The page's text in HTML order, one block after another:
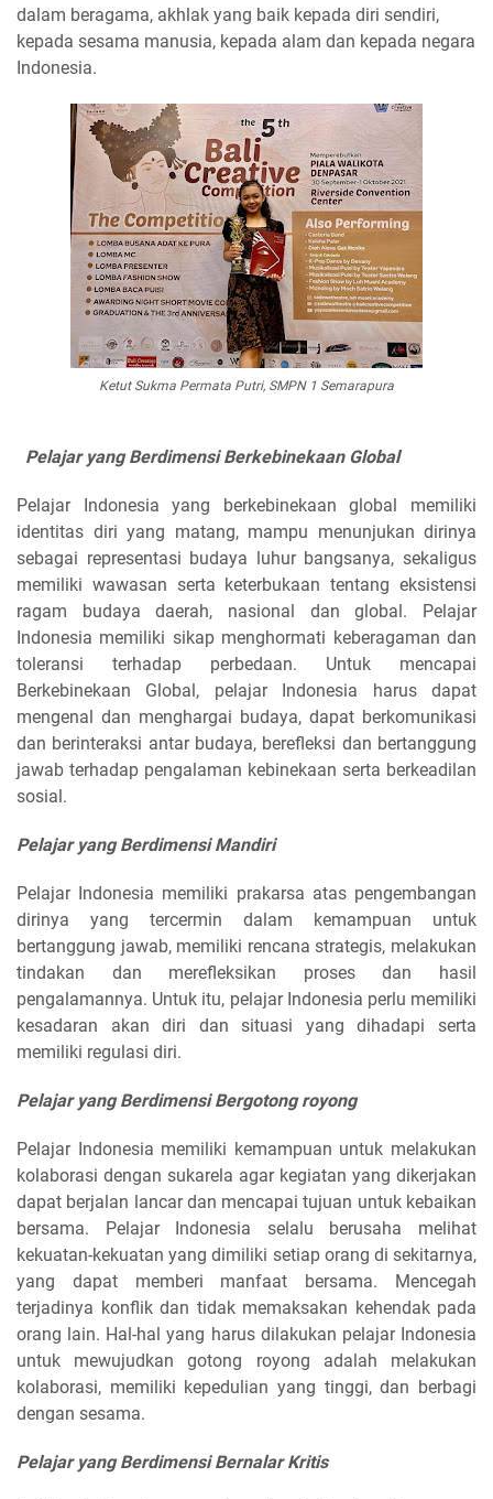
dalam beragama, akhlak yang baik kepada diri sendiri,
kepada sesama manusia, kepada alam dan kepada negara
Indonesia.
Ketut Sukma Permata Putri, SMPN 1 Semarapura
Pelajar yang Berdimensi Berkebinekaan Global
Pelajar Indonesia yang berkebinekaan global memiliki
identitas diri yang matang, mampu menunjukan dirinya
sebagai representasi budaya luhur bangsanya, sekaligus
memiliki wawasan serta keterbukaan tentang eksistensi
ragam budaya daerah, nasional dan global. Pelajar
Indonesia memiliki sikap menghormati keberagaman dan
toleransi terhadap perbedaan. Untuk mencapai
Berkebinekaan Global, pelajar Indonesia harus dapat
mengenal dan menghargai budaya, dapat berkomunikasi
dan berinteraksi antar budaya, berefleksi dan bertanggung
jawab terhadap pengalaman kebinekaan serta berkeadilan
sosial.
Pelajar yang Berdimensi Mandiri
Pelajar Indonesia memiliki prakarsa atas pengembangan
dirinya yang tercermin dalam kemampuan untuk
bertanggung jawab, memiliki rencana strategis, melakukan
tindakan dan merefleksikan proses dan hasil
pengalamannya. Untuk itu, pelajar Indonesia perlu memiliki
kesadaran akan diri dan situasi yang dihadapi serta
memiliki regulasi diri.
Pelajar yang Berdimensi Bergotong royong
Pelajar Indonesia memiliki kemampuan untuk melakukan
kolaborasi dengan sukarela agar kegiatan yang dikerjakan
dapat berjalan lancar dan mencapai tujuan untuk kebaikan
bersama. Pelajar Indonesia selalu berusaha melihat
kekuatan-kekuatan yang dimiliki setiap orang di sekitarnya,
yang dapat memberi manfaat bersama. Mencegah
terjadinya konflik dan tidak memaksakan kehendak pada
orang lain. Hal-hal yang harus dilakukan pelajar Indonesia
untuk mewujudkan gotong royong adalah melakukan
kolaborasi, memiliki kepedulian yang tinggi, dan berbagi
dengan sesama.
Pelajar yang Berdimensi Bernalar Kritis